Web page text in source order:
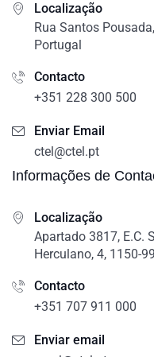
Localização
Rua Santos
Portugal
Contacto
+351 228 300 500
Enviar Email
ctel@ctel.pt
Informações de
Localização
Apartado 3817, E.C.
Herculano, 4, 1150-
Contacto
+351 707 911 000
Enviar email